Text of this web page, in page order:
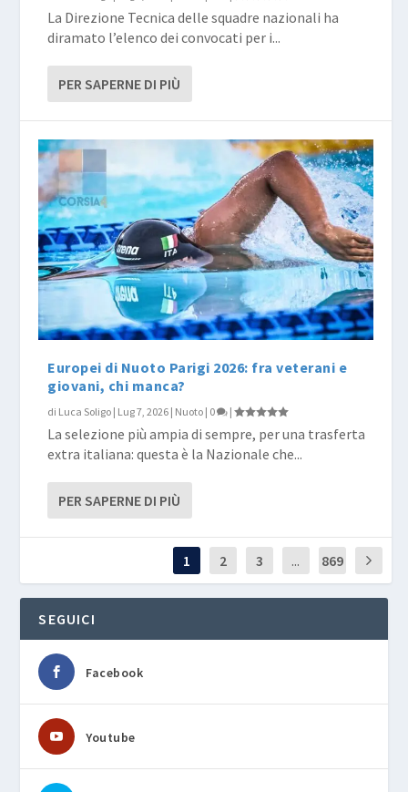
La Direzione Tecnica delle squadre nazionali ha
diramato l’elenco dei convocati per i...
PER SAPERNE DI PIÙ
Europei di Nuoto Parigi 2026: fra veterani e
giovani, chi manca?
di Luca Soligo | Lug 7, 2026 | Nuoto | 0 |
La selezione più ampia di sempre, per una trasferta
extra italiana: questa è la Nazionale che...
PER SAPERNE DI PIÙ
1 2 3 ... 869
SEGUICI
Facebook
Youtube